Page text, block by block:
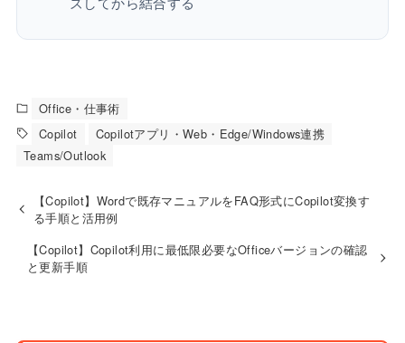
Office・仕事術
Copilot
Copilotアプリ・Web・Edge/Windows連携
Teams/Outlook
【Copilot】Wordで既存マニュアルをFAQ形式にCopilot変換す
る手順と活用例
【Copilot】Copilot利用に最低限必要なOfficeバージョンの確認
と更新手順